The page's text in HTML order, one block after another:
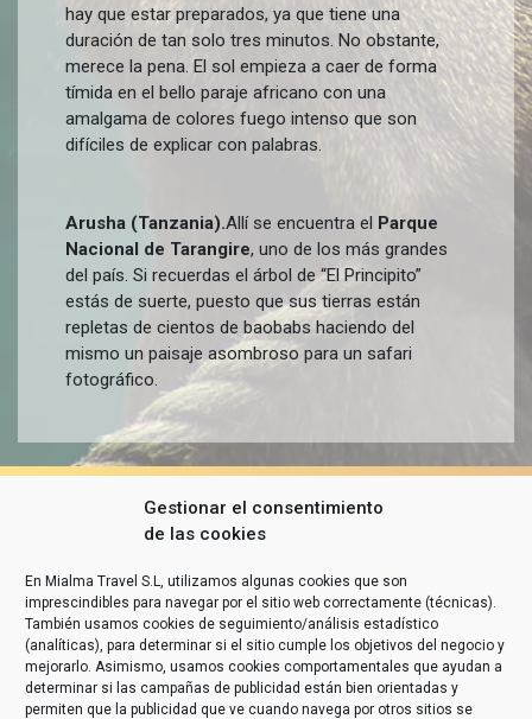
Gestionar el consentimiento
de las cookies
En Mialma Travel S.L, utilizamos algunas cookies que son
imprescindibles para navegar por el sitio web correctamente (técnicas).
También usamos cookies de seguimiento/análisis estadístico
(analíticas), para determinar si el sitio cumple los objetivos del negocio y
mejorarlo. Asimismo, usamos cookies comportamentales que ayudan a
determinar si las campañas de publicidad están bien orientadas y
permiten que la publicidad que ve cuando navega por otros sitios se
hay que estar preparados, ya que tiene una
duración de tan solo tres minutos. No obstante,
merece la pena. El sol empieza a caer de forma
tímida en el bello paraje africano con una
amalgama de colores fuego intenso que son
difíciles de explicar con palabras.
Arusha (Tanzania).Allí se encuentra el Parque
Nacional de Tarangire, uno de los más grandes
del país. Si recuerdas el árbol de “El Principito”
estás de suerte, puesto que sus tierras están
repletas de cientos de baobabs haciendo del
mismo un paisaje asombroso para un safari
fotográfico.